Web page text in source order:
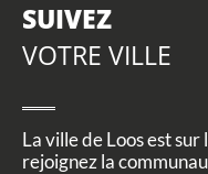
SUIVEZ
VOTRE VILLE
La ville de Loos est sur
rejoignez la